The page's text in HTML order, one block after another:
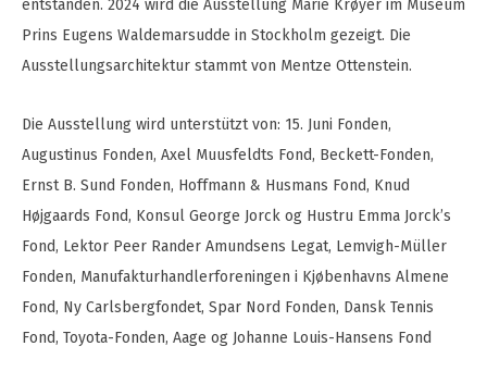
entstanden. 2024 wird die Ausstellung Marie Krøyer im Museum
Prins Eugens Waldemarsudde in Stockholm gezeigt. Die
Ausstellungsarchitektur stammt von Mentze Ottenstein.
Die Ausstellung wird unterstützt von: 15. Juni Fonden,
Augustinus Fonden, Axel Muusfeldts Fond, Beckett-Fonden,
Ernst B. Sund Fonden, Hoffmann & Husmans Fond, Knud
Højgaards Fond, Konsul George Jorck og Hustru Emma Jorck’s
Fond, Lektor Peer Rander Amundsens Legat, Lemvigh-Müller
Fonden, Manufakturhandlerforeningen i Kjøbenhavns Almene
Fond, Ny Carlsbergfondet, Spar Nord Fonden, Dansk Tennis
Fond, Toyota-Fonden, Aage og Johanne Louis-Hansens Fond